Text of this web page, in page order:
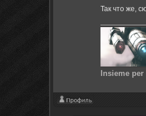
Так что же,
Insieme